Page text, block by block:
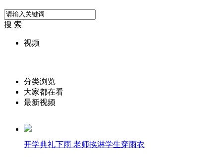
搜 索
视频
分类浏览
大家都在看
最新视频
开学典礼下雨 老师挨淋学生穿雨衣